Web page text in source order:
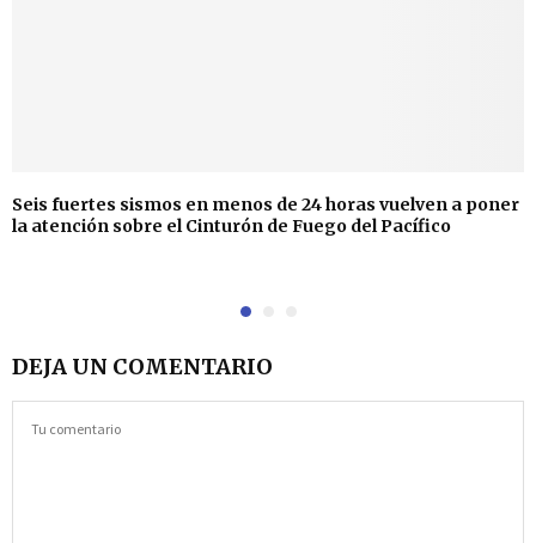
Seis fuertes sismos en menos de 24 horas vuelven a poner
la atención sobre el Cinturón de Fuego del Pacífico
DEJA UN COMENTARIO